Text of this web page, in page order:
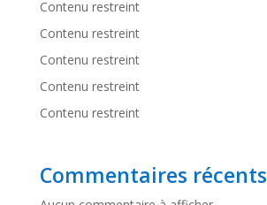
Contenu restreint
Contenu restreint
Contenu restreint
Contenu restreint
Contenu restreint
Commentaires récents